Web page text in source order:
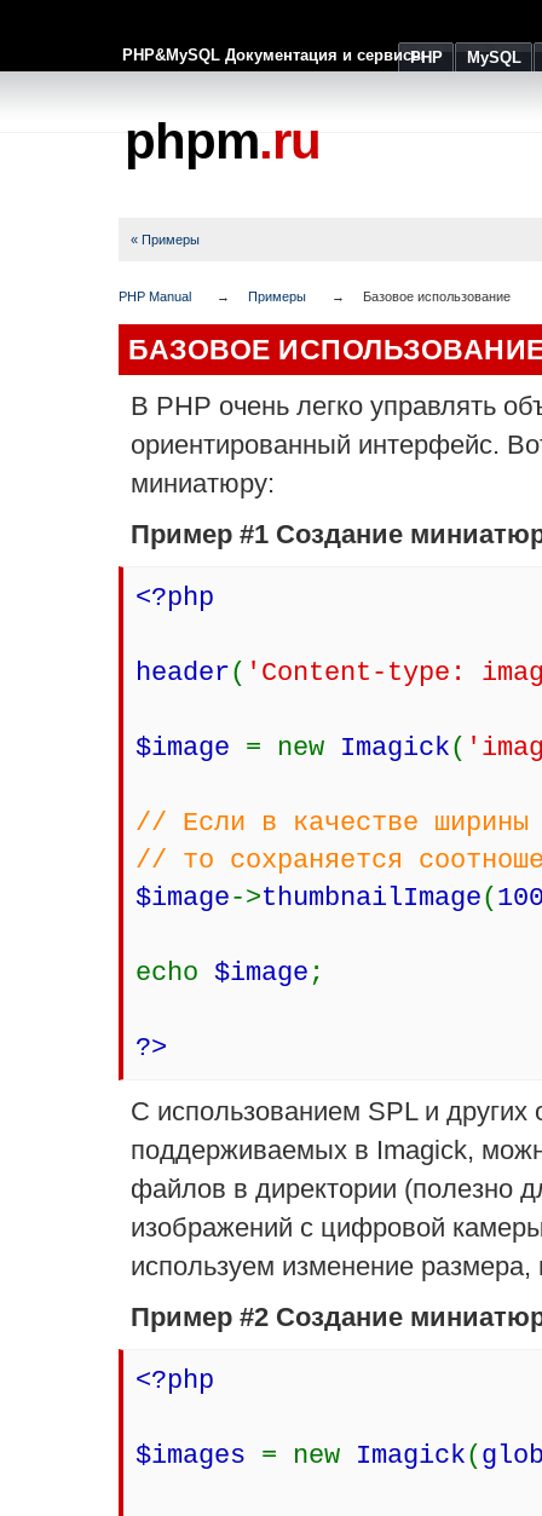
PHP&MySQL Документация и сервисыPHP MySQL
phpm.ru
« Примеры
PHP Manual Примеры Базовое использование
БАЗОВОЕ
В PHP очень легко управлять
ориентированный интерфейс.
миниатюру:
Пример #1 Создание
<?php
header( 'Content-type:
$image = new Imagick(
// Если в качестве ширины
// то сохраняется
$image->thumbnailImage(
echo $image ;
?>
С использованием SPL и
поддерживаемых в Imagick,
файлов в директории (полезно
изображений с цифровой
используем изменение
Пример #2 Создание
<?php
$images = new Imagick(